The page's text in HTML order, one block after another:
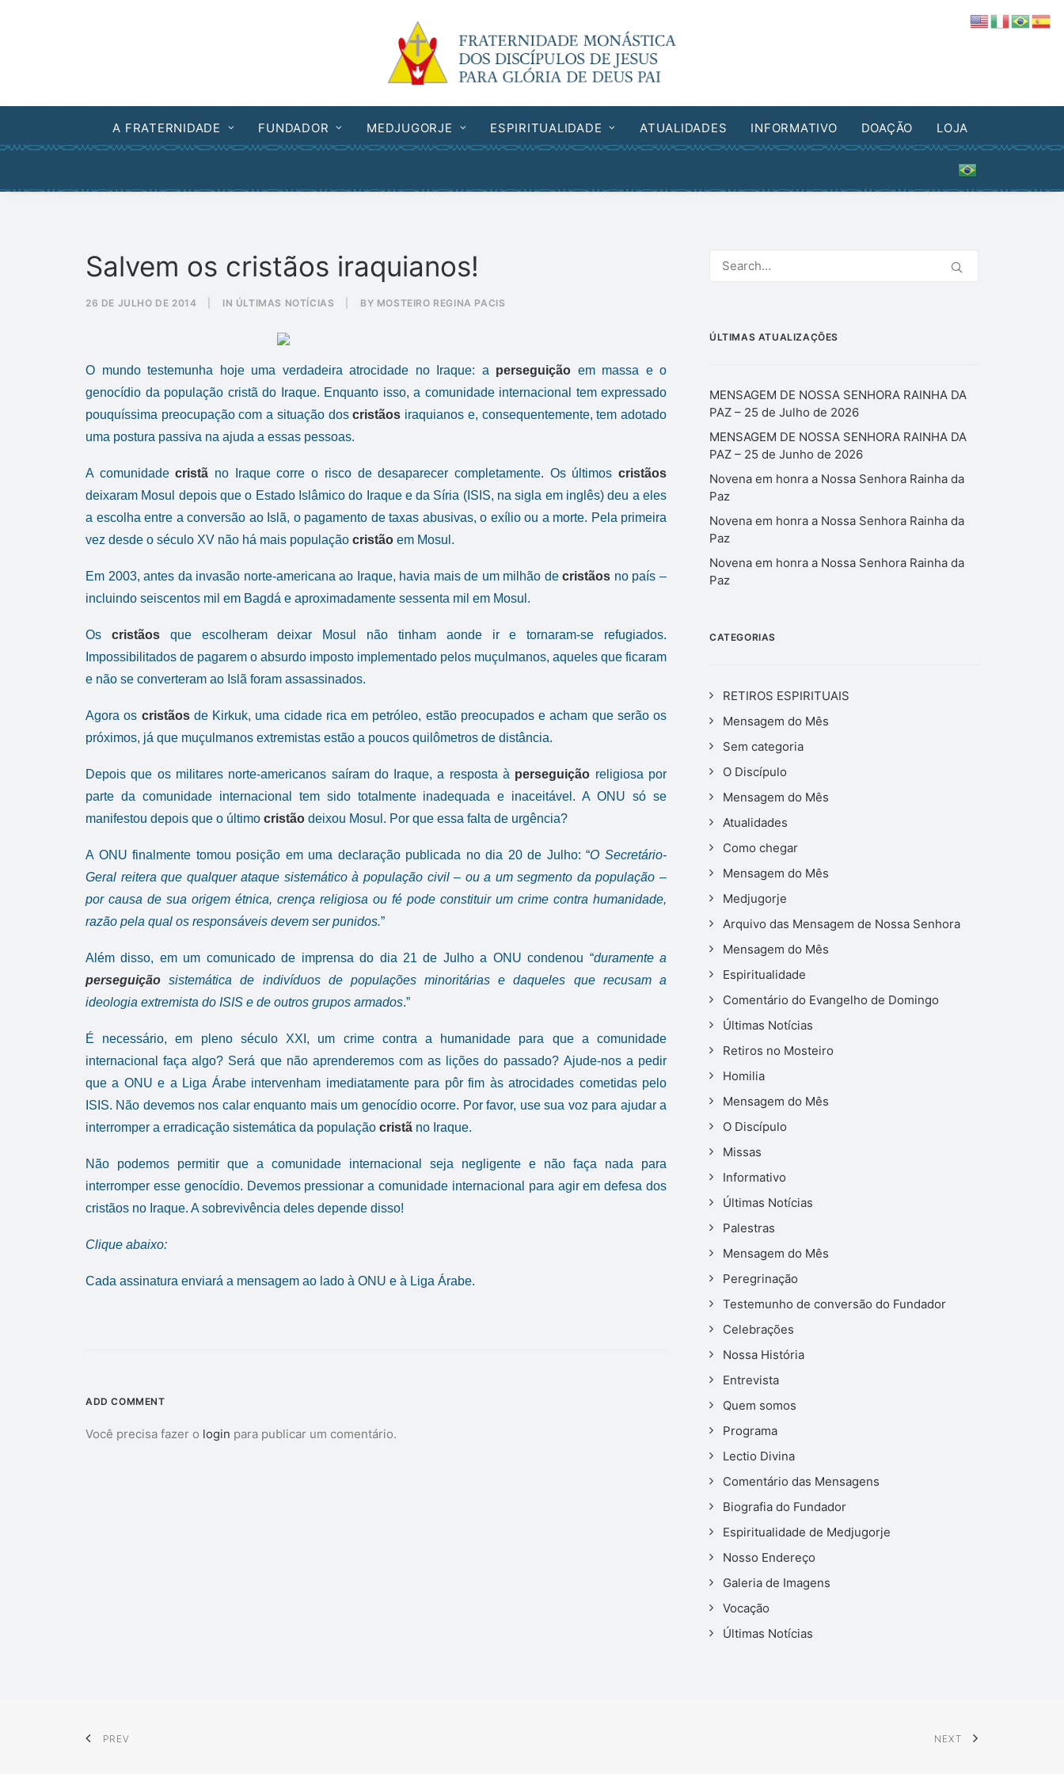
A FRATERNIDADE FUNDADOR MEDJUGORJE ESPIRITUALIDADE ATUALIDADES INFORMATIVO DOAÇÃO LOJA
Salvem os cristãos iraquianos!
26 DE JULHO DE 2014 IN ÚLTIMAS NOTÍCIAS BY MOSTEIRO REGINA PACIS
O mundo testemunha hoje uma verdadeira atrocidade no Iraque: a perseguição em massa e o
genocídio da população cristã do Iraque. Enquanto isso, a comunidade internacional tem expressado
pouquíssima preocupação com a situação doscristãos iraquianos e, consequentemente, tem adotado
uma postura passiva na ajuda a essas pessoas.
A comunidadecristã no Iraque corre o risco de desaparecer completamente. Os últimoscristãos
deixaram Mosul depois que o Estado Islâmico do Iraque e da Síria (ISIS, na sigla em inglês) deu a eles
a escolha entre a conversão ao Islã, o pagamento de taxas abusivas, o exílio ou a morte. Pela primeira
vez desde o século XV não há mais população cristão em Mosul.
Em 2003, antes da invasão norte-americana ao Iraque, havia mais de um milhão decristãos no país –
incluindo seiscentos mil em Bagdá e aproximadamente sessenta mil em Mosul.
Os cristãosque escolheram deixar Mosul não tinham aonde ir e tornaram-se refugiados.
Impossibilitados de pagarem o absurdo imposto implementado pelos muçulmanos, aqueles que ficaram
e não se converteram ao Islã foram assassinados.
Agora os cristãosde Kirkuk, uma cidade rica em petróleo, estão preocupados e acham que serão os
próximos, já que muçulmanos extremistas estão a poucos quilômetros de distância.
Depois que os militares norte-americanos saíram do Iraque, a resposta à perseguição religiosa por
parte da comunidade internacional tem sido totalmente inadequada e inaceitável. A ONU só se
manifestou depois que o último cristão deixou Mosul. Por que essa falta de urgência?
A ONU finalmente tomou posição em uma declaração publicada no dia 20 de Julho: “O Secretário-
Geral reitera que qualquer ataque sistemático à população civil – ou a um segmento da população –
por causa de sua origem étnica, crença religiosa ou fé pode constituir um crime contra humanidade,
razão pela qual os responsáveis devem ser punidos.”
Além disso, em um comunicado de imprensa do dia 21 de Julho a ONU condenou “duramente a
perseguição sistemática de indivíduos de populações minoritárias e daqueles que recusam a
ideologia extremista do ISIS e de outros grupos armados.”
É necessário, em pleno século XXI, um crime contra a humanidade para que a comunidade
internacional faça algo? Será que não aprenderemos com as lições do passado? Ajude-nos a pedir
que a ONU e a Liga Árabe intervenham imediatamente para pôr fim às atrocidades cometidas pelo
ISIS. Não devemos nos calar enquanto mais um genocídio ocorre. Por favor, use sua voz para ajudar a
interromper a erradicação sistemática da população cristã no Iraque.
Não podemos permitir que a comunidade internacional seja negligente e não faça nada para
interromper esse genocídio. Devemos pressionar a comunidade internacional para agir em defesa dos
cristãos no Iraque. A sobrevivência deles depende disso!
Clique abaixo:
Cada assinatura enviará a mensagem ao lado à ONU e à Liga Árabe.
ADD COMMENT
Você precisa fazer o login para publicar um comentário.
ÚLTIMAS ATUALIZAÇÕES
MENSAGEM DE NOSSA SENHORA RAINHA DA
PAZ – 25 de Julho de 2026
MENSAGEM DE NOSSA SENHORA RAINHA DA
PAZ – 25 de Junho de 2026
Novena em honra a Nossa Senhora Rainha da
Paz
Novena em honra a Nossa Senhora Rainha da
Paz
Novena em honra a Nossa Senhora Rainha da
Paz
CATEGORIAS
RETIROS ESPIRITUAIS
Mensagem do Mês
Sem categoria
O Discípulo
Mensagem do Mês
Atualidades
Como chegar
Mensagem do Mês
Medjugorje
Arquivo das Mensagem de Nossa Senhora
Mensagem do Mês
Espiritualidade
Comentário do Evangelho de Domingo
Últimas Notícias
Retiros no Mosteiro
Homilia
Mensagem do Mês
O Discípulo
Missas
Informativo
Últimas Notícias
Palestras
Mensagem do Mês
Peregrinação
Testemunho de conversão do Fundador
Celebrações
Nossa História
Entrevista
Quem somos
Programa
Lectio Divina
Comentário das Mensagens
Biografia do Fundador
Espiritualidade de Medjugorje
Nosso Endereço
Galeria de Imagens
Vocação
Últimas Notícias
PREV NEXT